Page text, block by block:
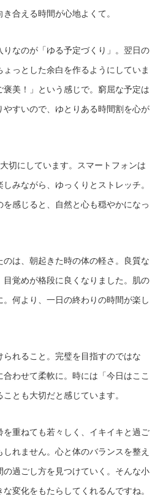
合える時間が心地よくて。
りなのが「ゆる予定づくり」。翌日の
っとした余白を作るようにしていま
美！」という感じで。窮屈な予定は
やすいので、ゆとりある時間割を心が
切にしています。スマートフォンは
みながら、ゆっくりとストレッチ。
感じると、自然と心も穏やかになっ
のは、朝起きた時の体の軽さ。良質な
目覚めが格段に良くなりました。肌の
何より、一日の終わりの時間が楽し
れること。完璧を目指すのではな
わせて柔軟に。時には「今日はここ
とも大切だと感じています。
を重ねても若々しく、イキイキと過ご
れません。心と体のバランスを整え
の過ごし方を見つけていく。そんな小
変化をもたらしてくれるんですね。